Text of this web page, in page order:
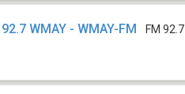
WMAY - WMAY-FM FM 92.7